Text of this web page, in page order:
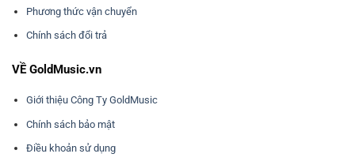
Phương thức vận chuyển
Chính sách đổi trả
VỀ GoldMusic.vn
Giới thiệu Công Ty GoldMusic
Chính sách bảo mật
Điều khoản sử dụng